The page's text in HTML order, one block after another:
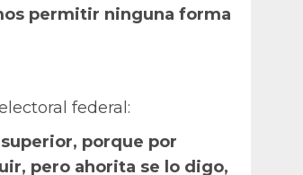
permitir ninguna forma
federal:
porque por
pero ahorita se lo digo,